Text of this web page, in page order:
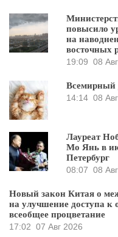
повысило
на
восточных
19:09 08
Всемирный
14:14 08
Лауреат
Мо Янь в
Петербург
08:07 08
Новый закон Китая о
на улучшение доступа к
всеобщее процветание
17:02 07 Авг 2026